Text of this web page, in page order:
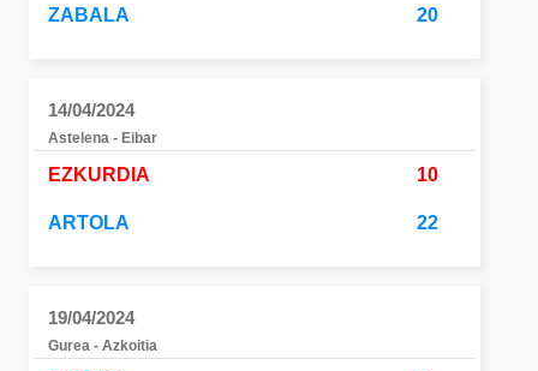
ZABALA 20
14/04/2024
Astelena - Eibar
EZKURDIA 10
ARTOLA 22
19/04/2024
Gurea - Azkoitia